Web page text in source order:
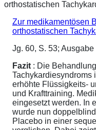
Zur medikamentösen
orthostatischen
Jg. 60, S. 53;
Fazit : Die
Tachykardiesyndroms
erhöhte Flüssigkeits-
und Krafttraining.
eingesetzt werden. In
wurde nun
Placebo in einer